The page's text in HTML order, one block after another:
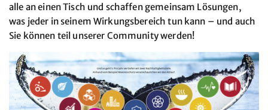
alle an einen Tisch und schaffen gemeinsam Lösungen,
was jeder in seinem Wirkungsbereich tun kann – und auch
Sie können teil unserer Community werden!